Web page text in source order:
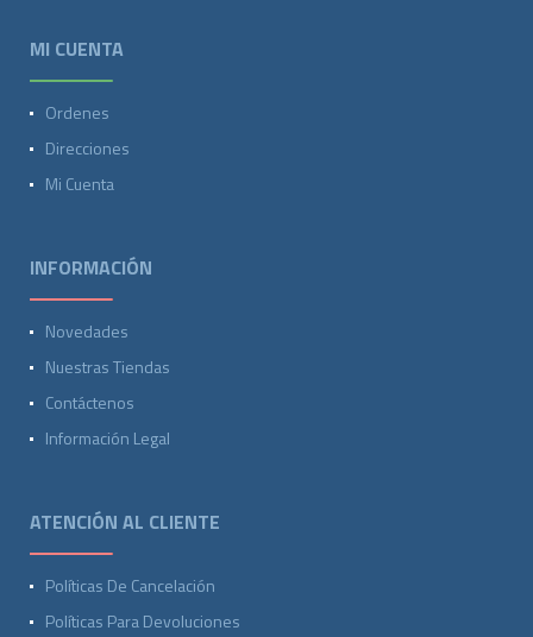
MI CUENTA
Ordenes
Direcciones
Mi Cuenta
INFORMACIÓN
Novedades
Nuestras Tiendas
Contáctenos
Información Legal
ATENCIÓN AL CLIENTE
Políticas De Cancelación
Políticas Para Devoluciones